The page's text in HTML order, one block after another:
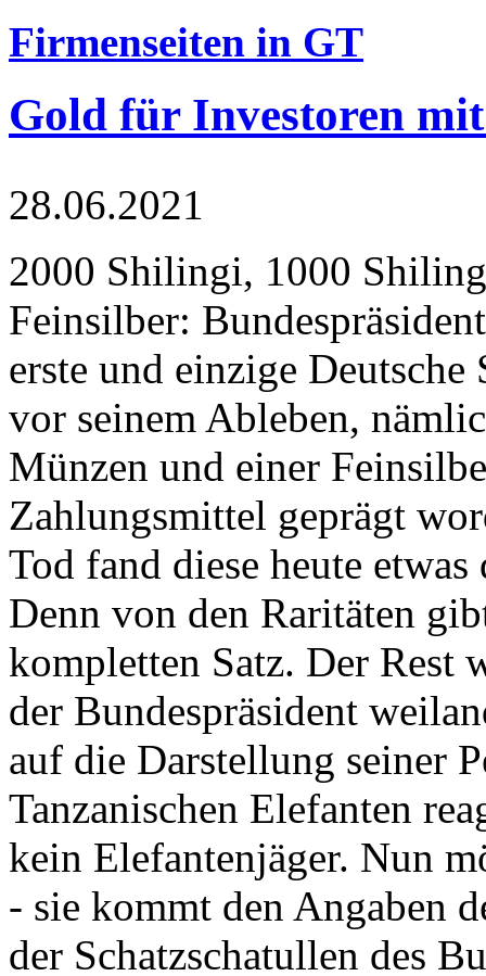
Firmenseiten in GT
Gold für Investoren
28.06.2021
2000 Shilingi, 1000
Feinsilber:
erste und einzige Deutsche
vor seinem Ableben,
Münzen und einer
Zahlungsmittel geprägt
Tod fand diese heute
Denn von den Raritäten
kompletten Satz. Der Rest
der Bundespräsident
auf die Darstellung seiner
Tanzanischen Elefanten
kein Elefantenjäger. Nun
- sie kommt den Angaben
der Schatzschatullen des